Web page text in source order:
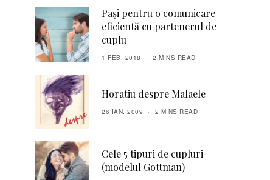
Pași pentru o comunicare
eficientă cu partenerul de
cuplu
1 FEB. 2018 2 MINS READ
Horatiu despre Malaele
26 IAN. 2009 2 MINS READ
Cele 5 tipuri de cupluri
(modelul Gottman)